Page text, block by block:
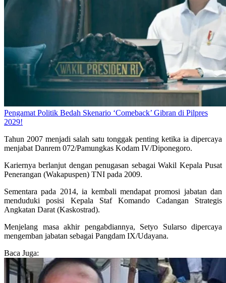
Pengamat Politik Bedah Skenario ‘Comeback’ Gibran di Pilpres
2029!
Tahun 2007 menjadi salah satu tonggak penting ketika ia dipercaya
menjabat Danrem 072/Pamungkas Kodam IV/Diponegoro.
Kariernya berlanjut dengan penugasan sebagai Wakil Kepala Pusat
Penerangan (Wakapuspen) TNI pada 2009.
Sementara pada 2014, ia kembali mendapat promosi jabatan dan
menduduki posisi Kepala Staf Komando Cadangan Strategis
Angkatan Darat (Kaskostrad).
Menjelang masa akhir pengabdiannya, Setyo Sularso dipercaya
mengemban jabatan sebagai Pangdam IX/Udayana.
Baca Juga: